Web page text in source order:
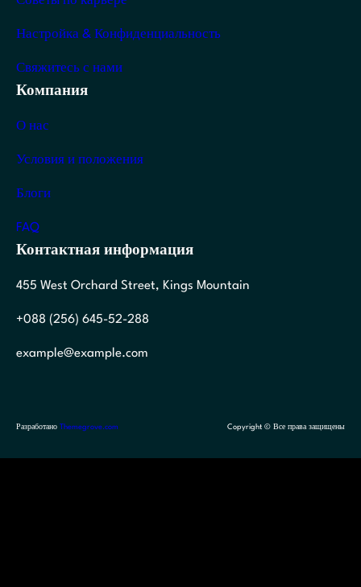
Настройка & Конфиденциальность
Свяжитесь с нами
Компания
О нас
Условия и положения
Блоги
FAQ
Контактная информация
455 West Orchard Street, Kings Mountain
+088 (256) 645-52-288
example@example.com
Разработано Themegrove.com Copyright © Все права защищены